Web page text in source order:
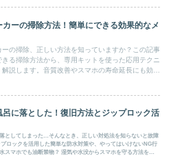
カーの掃除方法！簡単にできる効果的なメ
ーの掃除、正しい方法を知っていますか？この記事
る掃除方法から、専用キットを使った応用テクニ
解説します。音質改善やスマホの寿命延長にも効果
呂に落とした！復旧方法とジップロック活
としてしまった…そんなとき、正しい対処法を知らないと故障
ロックを活用した簡単な防水対策や、やってはいけないNG行
スマホでも油断禁物？ 湿気や水没からスマホを守る方法を今